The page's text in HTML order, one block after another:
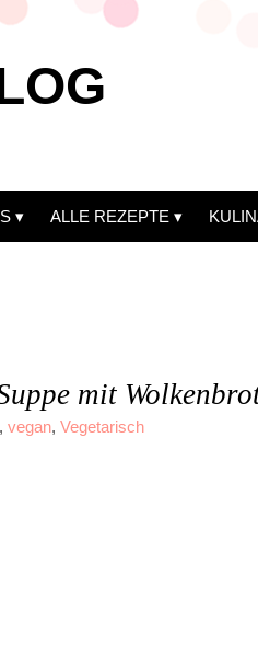
ALLE REZEPTE
mit
, vegan, Vegetarisch